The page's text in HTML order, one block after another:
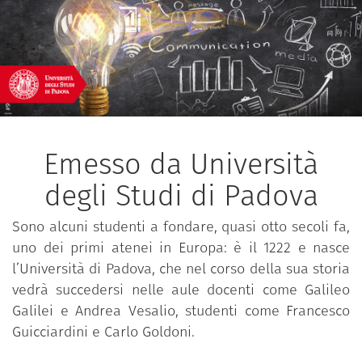
Emesso da Università
degli Studi di Padova
Sono alcuni studenti a fondare, quasi otto secoli fa,
uno dei primi atenei in Europa: è il 1222 e nasce
l’Università di Padova, che nel corso della sua storia
vedrà succedersi nelle aule docenti come Galileo
Galilei e Andrea Vesalio, studenti come Francesco
Guicciardini e Carlo Goldoni.